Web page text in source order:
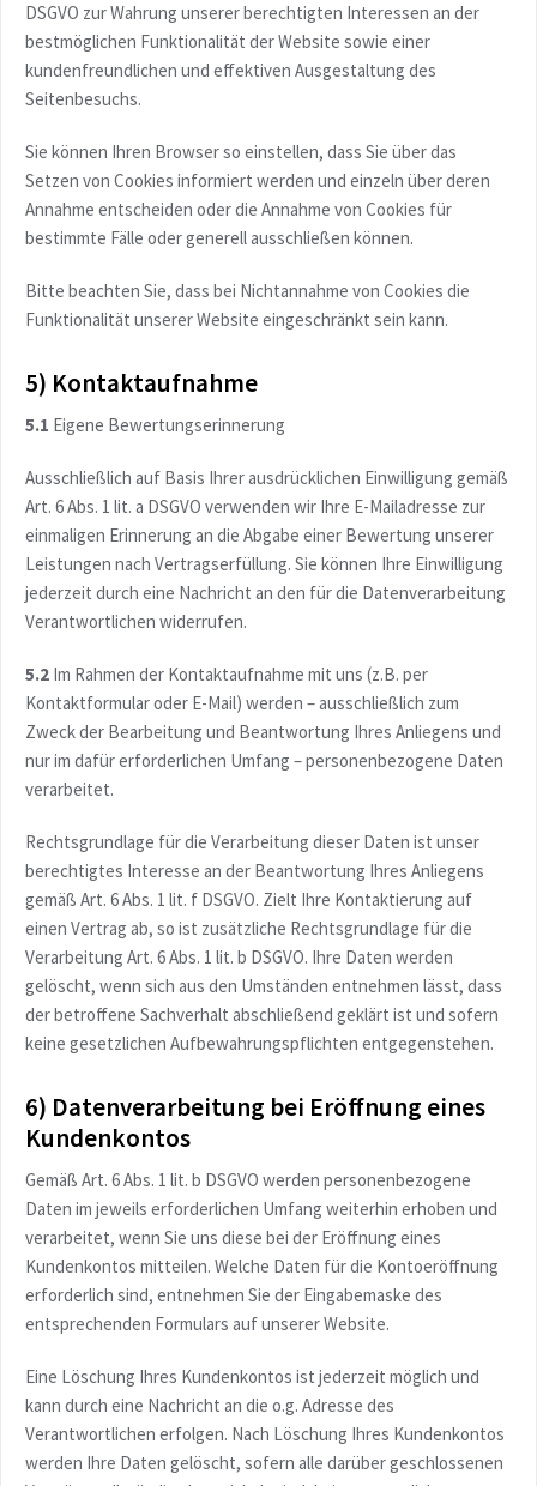
DSGVO zur Wahrung unserer berechtigten Interessen an der
bestmöglichen Funktionalität der Website sowie einer
kundenfreundlichen und effektiven Ausgestaltung des
Seitenbesuchs.
Sie können Ihren Browser so einstellen, dass Sie über das
Setzen von Cookies informiert werden und einzeln über deren
Annahme entscheiden oder die Annahme von Cookies für
bestimmte Fälle oder generell ausschließen können.
Bitte beachten Sie, dass bei Nichtannahme von Cookies die
Funktionalität unserer Website eingeschränkt sein kann.
5) Kontaktaufnahme
5.1 Eigene Bewertungserinnerung
Ausschließlich auf Basis Ihrer ausdrücklichen Einwilligung gemäß
Art. 6 Abs. 1 lit. a DSGVO verwenden wir Ihre E-Mailadresse zur
einmaligen Erinnerung an die Abgabe einer Bewertung unserer
Leistungen nach Vertragserfüllung. Sie können Ihre Einwilligung
jederzeit durch eine Nachricht an den für die Datenverarbeitung
Verantwortlichen widerrufen.
5.2 Im Rahmen der Kontaktaufnahme mit uns (z.B. per
Kontaktformular oder E-Mail) werden – ausschließlich zum
Zweck der Bearbeitung und Beantwortung Ihres Anliegens und
nur im dafür erforderlichen Umfang – personenbezogene Daten
verarbeitet.
Rechtsgrundlage für die Verarbeitung dieser Daten ist unser
berechtigtes Interesse an der Beantwortung Ihres Anliegens
gemäß Art. 6 Abs. 1 lit. f DSGVO. Zielt Ihre Kontaktierung auf
einen Vertrag ab, so ist zusätzliche Rechtsgrundlage für die
Verarbeitung Art. 6 Abs. 1 lit. b DSGVO. Ihre Daten werden
gelöscht, wenn sich aus den Umständen entnehmen lässt, dass
der betroffene Sachverhalt abschließend geklärt ist und sofern
keine gesetzlichen Aufbewahrungspflichten entgegenstehen.
6) Datenverarbeitung bei Eröffnung eines
Kundenkontos
Gemäß Art. 6 Abs. 1 lit. b DSGVO werden personenbezogene
Daten im jeweils erforderlichen Umfang weiterhin erhoben und
verarbeitet, wenn Sie uns diese bei der Eröffnung eines
Kundenkontos mitteilen. Welche Daten für die Kontoeröffnung
erforderlich sind, entnehmen Sie der Eingabemaske des
entsprechenden Formulars auf unserer Website.
Eine Löschung Ihres Kundenkontos ist jederzeit möglich und
kann durch eine Nachricht an die o.g. Adresse des
Verantwortlichen erfolgen. Nach Löschung Ihres Kundenkontos
werden Ihre Daten gelöscht, sofern alle darüber geschlossenen